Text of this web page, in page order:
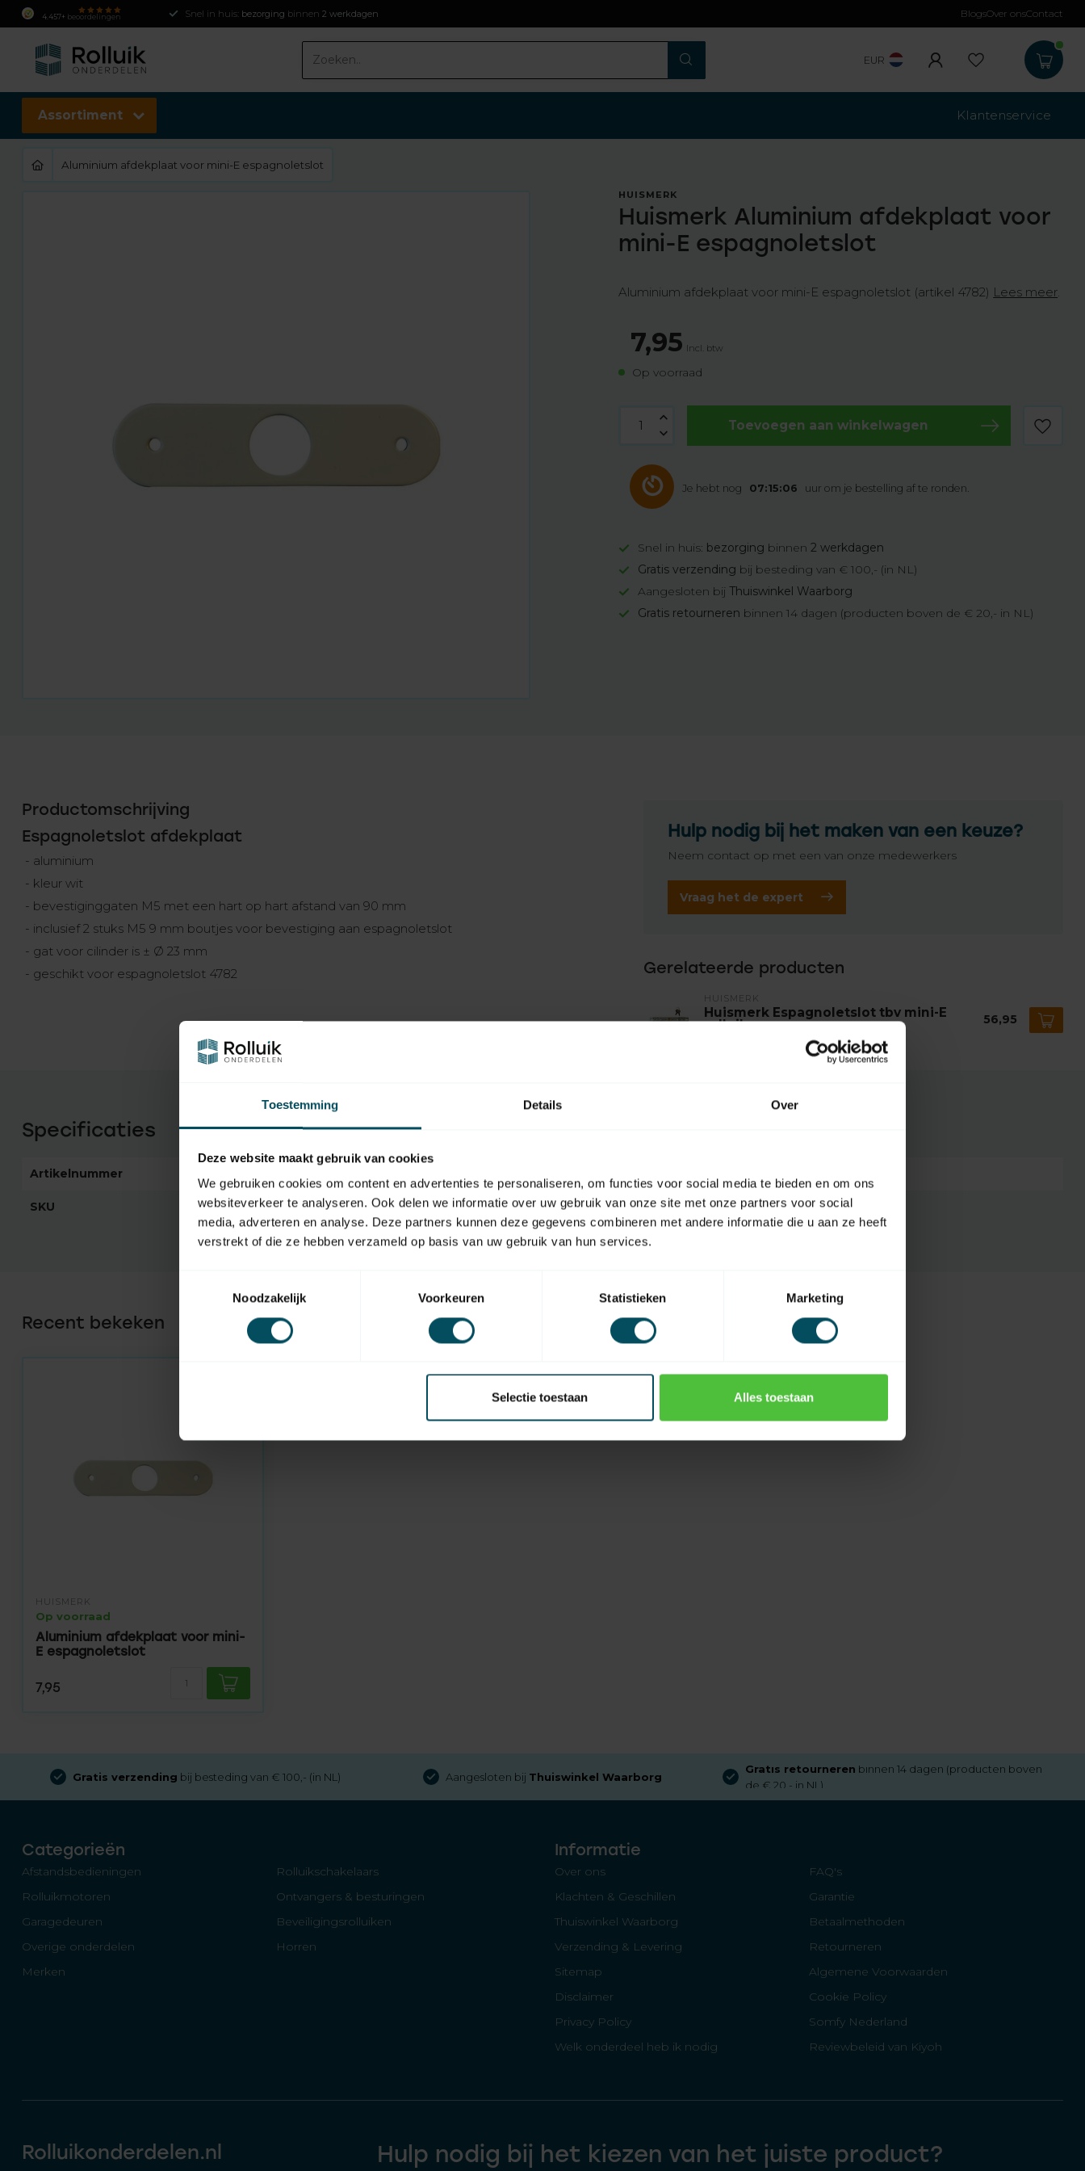
Toestemming Details Over
Deze website maakt gebruik van cookies
We gebruiken cookies om content en advertenties te personaliseren, om functies voor social media te bieden en om ons
websiteverkeer te analyseren. Ook delen we informatie over uw gebruik van onze site met onze partners voor social
media, adverteren en analyse. Deze partners kunnen deze gegevens combineren met andere informatie die u aan ze heeft
verstrekt of die ze hebben verzameld op basis van uw gebruik van hun services.
Noodzakelijk
Voorkeuren Statistieken Marketing
Selectie toestaan Alles toestaan
4.457+ beoordelingen Snel in huis: bezorging binnen 2 werkdagen Gratis verzending
BlogsOver onsContact
EUR
Assortiment Klantenservice
Aluminium afdekplaat voor mini-E espagnoletslot
HUISMERK
Huismerk Aluminium afdekplaat voor
mini-E espagnoletslot
Aluminium afdekplaat voor mini-E espagnoletslot (artikel 4782) Lees meer.
7,95 Incl. btw
Op voorraad
Toevoegen aan winkelwagen
Je hebt nog 07:15:06 uur om je bestelling af te ronden.
Snel in huis: bezorging binnen2 werkdagen
Gratis verzending bij besteding van € 100,- (in NL)
Aangesloten bijThuiswinkel Waarborg
Gratis retourneren binnen 14 dagen (producten boven de € 20,- in NL)
Productomschrijving
Espagnoletslot afdekplaat
- aluminium
- kleur wit
- bevestiginggaten M5 met een hart op hart afstand van 90 mm
- inclusief 2 stuks M5 9 mm boutjes voor bevestiging aan espagnoletslot
- gat voor cilinder is ± Ø 23 mm
- geschikt voor espagnoletslot 4782
Hulp nodig bij het maken van een keuze?
Neem contact op met een van onze medewerkers
Vraag het de expert
Gerelateerde producten
HUISMERK
Huismerk Espagnoletslot tbv mini-E
rolluik 56,95
Specificaties
Artikelnummer
SKU 8147391-910
Recent bekeken
HUISMERK
Op voorraad
Aluminium afdekplaat voor mini-
E espagnoletslot
7,95
Gratis verzending bij besteding van € 100,- (in NL) Aangesloten bij Thuiswinkel Waarborg
Gratis retourneren binnen 14 dagen (producten boven
de € 20,- in NL)
Categorieën
Afstandsbedieningen
Rolluikschakelaars
Rolluikmotoren
Ontvangers & besturingen
Garagedeuren
Beveiligingsrolluiken
Overige onderdelen
Horren
Merken
Informatie
Over ons
FAQ's
Klachten & Geschillen
Garantie
Thuiswinkel Waarborg
Betaalmethoden
Verzending & Levering
Retourneren
Sitemap
Algemene Voorwaarden
Disclaimer
Cookie Policy
Privacy Policy
Somfy Nederland
Welk onderdeel heb ik nodig
Reviewbeleid van Kiyoh
Rolluikonderdelen.nl Hulp nodig bij het kiezen van het juiste product?